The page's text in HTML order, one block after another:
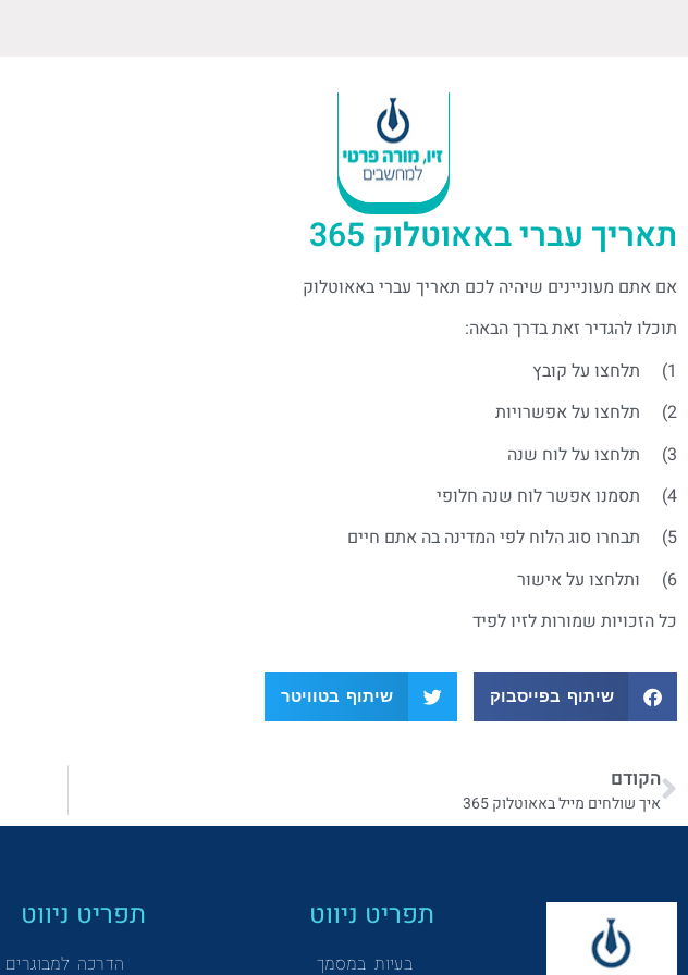
תאריך עברי באאוטלוק 365
אם אתם מעוניינים שיהיה לכם תאריך עברי באאוטלוק
תוכלו להגדיר זאת בדרך הבאה:
1) תלחצו על קובץ
2) תלחצו על אפשרויות
3) תלחצו על לוח שנה
4) תסמנו אפשר לוח שנה חלופי
5) תבחרו סוג הלוח לפי המדינה בה אתם חיים
6) ותלחצו על אישור
כל הזכויות שמורות לזיו לפיד
שיתוף בפייסבוק שיתוף בטוויטר
הקודם
איך שולחים מייל באאוטלוק 365
תפריט ניווט
בעיות במסמך
תפריט ניווט
הדרכה למבוגרים